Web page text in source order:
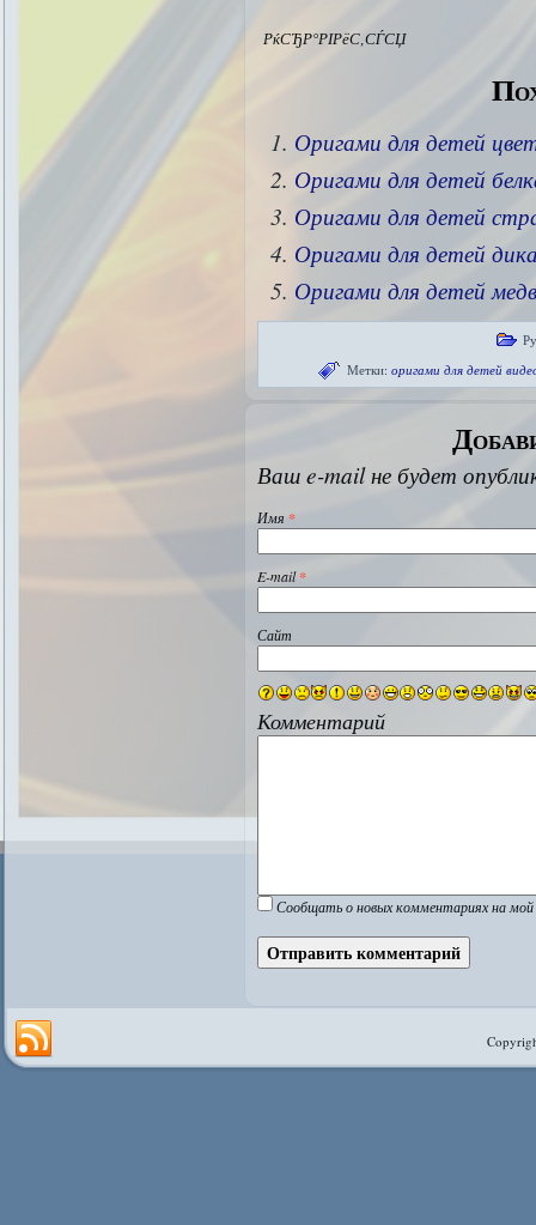
РќСЂР°РІРёС‚СЃСЏ
Оригами для детей
Оригами для детей
Оригами для детей
Оригами для детей
Оригами для детей
Метки: оригами для детей
Ваш e-mail не будет
Имя *
E-mail*
Сайт
Комментарий
Сообщать о новых комментариях на мой